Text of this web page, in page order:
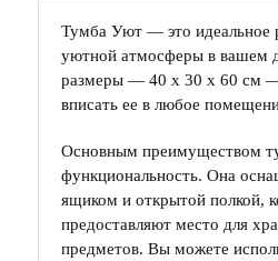
Тумба Уют — это идеальное
уютной атмосферы в вашем
размеры — 40 х 30 х 60 см —
вписать ее в любое
Основным преимуществом
функциональность. Она
ящиком и открытой полкой,
предоставляют место для
предметов. Вы можете